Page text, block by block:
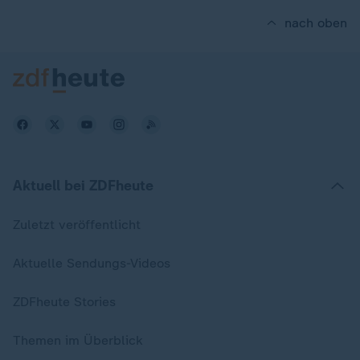
nach oben